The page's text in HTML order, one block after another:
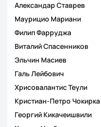
Александар Ставрев
Маурицио Мариани
Филип Фарруджа
Виталий Спасенников
Эльчин Масиев
Галь Лейбович
Хрисовалантис Теули
Кристиан-Петро Чокирка
Георгий Кикачеишвили